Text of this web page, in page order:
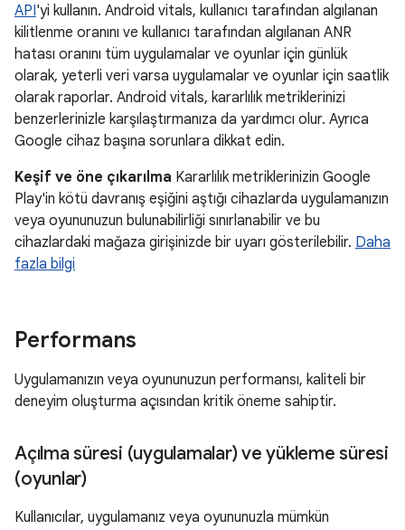
API'yi kullanın. Android vitals, kullanıcı tarafından algılanan
kilitlenme oranını ve kullanıcı tarafından algılanan ANR
hatası oranını tüm uygulamalar ve oyunlar için günlük
olarak, yeterli veri varsa uygulamalar ve oyunlar için saatlik
olarak raporlar. Android vitals, kararlılık metriklerinizi
benzerlerinizle karşılaştırmanıza da yardımcı olur. Ayrıca
Google cihaz başına sorunlara dikkat edin.
Keşif ve öne çıkarılma Kararlılık metriklerinizin Google
Play'in kötü davranış eşiğini aştığı cihazlarda uygulamanızın
veya oyununuzun bulunabilirliği sınırlanabilir ve bu
cihazlardaki mağaza girişinizde bir uyarı gösterilebilir. Daha
fazla bilgi
Performans
Uygulamanızın veya oyununuzun performansı, kaliteli bir
deneyim oluşturma açısından kritik öneme sahiptir.
Açılma süresi (uygulamalar) ve yükleme süresi
(oyunlar)
Kullanıcılar, uygulamanız veya oyununuzla mümkün